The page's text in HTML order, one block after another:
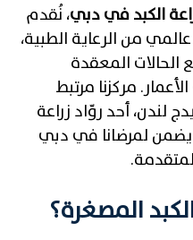
الكبد في دبي، نُقدم
من الرعاية الطبية،
المعقدة
مركزنا مرتبط
لندن، أحد روّاد زراعة
لمرضانا في دبي
المصغرة؟